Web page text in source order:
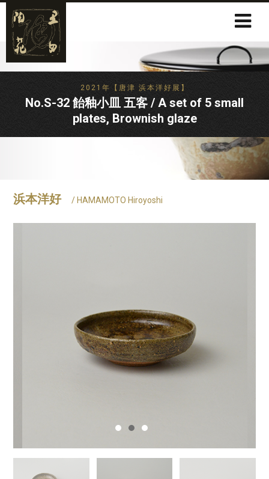
2021年【唐津 浜本洋好展】
No.S-32 飴釉小皿 五客 / A set of 5 small
plates, Brownish glaze
浜本洋好 / HAMAMOTO Hiroyoshi